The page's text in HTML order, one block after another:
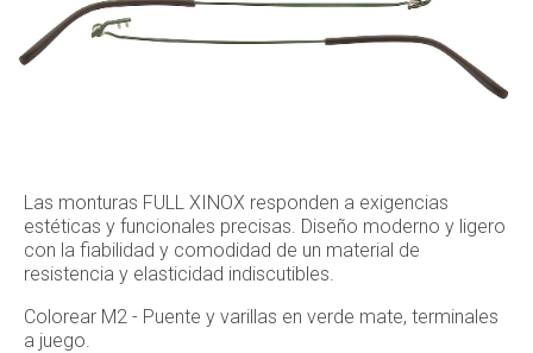
Las monturas FULL XINOX responden a exigencias
estéticas y funcionales precisas. Diseño moderno y ligero
con la fiabilidad y comodidad de un material de
resistencia y elasticidad indiscutibles.
Colorear M2 - Puente y varillas en verde mate, terminales
a juego.